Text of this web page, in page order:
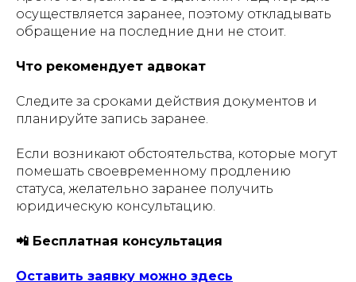
осуществляется заранее, поэтому откладывать
обращение на последние дни не стоит.
Что рекомендует адвокат
Следите за сроками действия документов и
планируйте запись заранее.
Если возникают обстоятельства, которые могут
помешать своевременному продлению
статуса, желательно заранее получить
юридическую консультацию.
📲 Бесплатная консультация
Оставить заявку можно здесь